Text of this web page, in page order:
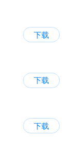
下载
下载
下载